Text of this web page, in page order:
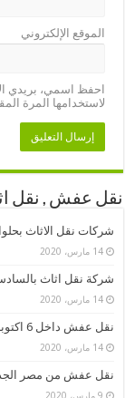
الموقع الإلكتروني
احفظ اسمي، بريدي
لاستخدامها المرة
نقل عفش , نقل
شركات نقل الاثاث
14 مارس، 2020
شركة نقل اثاث
14 مارس، 2020
نقل عفش داخل 6 اكتوبر , ونش رفع عفش 6 اكتوبر
14 مارس، 2020
نقل عفش من مصر
9 مارس، 2020